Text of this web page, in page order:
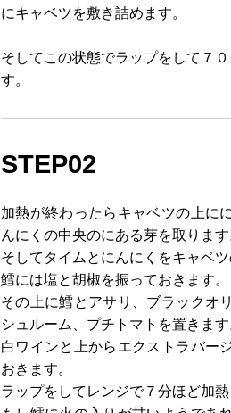
にキャベツを敷き詰めます。
そしてこの状態でラップをして７
す。
STEP02
加熱が終わったらキャベツの上に
んにくの中央のにある芽を取ります
そしてタイムとにんにくをキャベツ
鱈には塩と胡椒を振っておきます。
その上に鱈とアサリ、ブラックオ
シュルーム、プチトマトを置きます
白ワインと上からエクストラバー
おきます。
ラップをしてレンジで７分ほど加熱